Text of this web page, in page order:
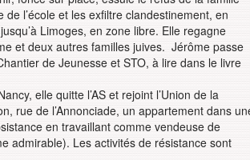
l’école et les exfiltre clandestinement, en
Limoges, en zone libre. Elle regagne
et deux autres familles juives. Jérôme passe
de Jeunesse et STO, à lire dans le livre
elle quitte l’AS et rejoint l’Union de la
rue de l’Annonciade, un appartement dans
en travaillant comme vendeuse de
admirable). Les activités de résistance sont